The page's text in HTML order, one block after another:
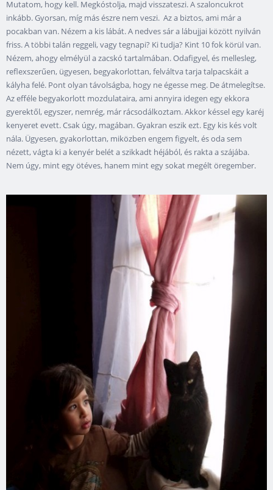
Mutatom, hogy kell. Megkóstolja, majd visszateszi. A szaloncukrot
inkább. Gyorsan, míg más észre nem veszi. Az a biztos, ami már a
pocakban van. Nézem a kis lábát. A nedves sár a lábujjai között nyilván
friss. A többi talán reggeli, vagy tegnapi? Ki tudja? Kint 10 fok körül van.
Nézem, ahogy elmélyül a zacskó tartalmában. Odafigyel, és mellesleg,
reflexszerűen, ügyesen, begyakorlottan, felváltva tarja talpacskáit a
kályha felé. Pont olyan távolságba, hogy ne égesse meg. De átmelegítse.
Az efféle begyakorlott mozdulataira, ami annyira idegen egy ekkora
gyerektől, egyszer, nemrég, már rácsodálkoztam. Akkor késsel egy karéj
kenyeret evett. Csak úgy, magában. Gyakran eszik ezt. Egy kis kés volt
nála. Ügyesen, gyakorlottan, miközben engem figyelt, és oda sem
nézett, vágta ki a kenyér belét a szikkadt héjából, és rakta a szájába.
Nem úgy, mint egy ötéves, hanem mint egy sokat megélt öregember.